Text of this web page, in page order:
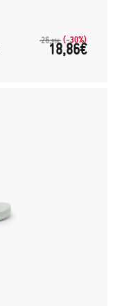
26,95€ (-30%)
18,86€